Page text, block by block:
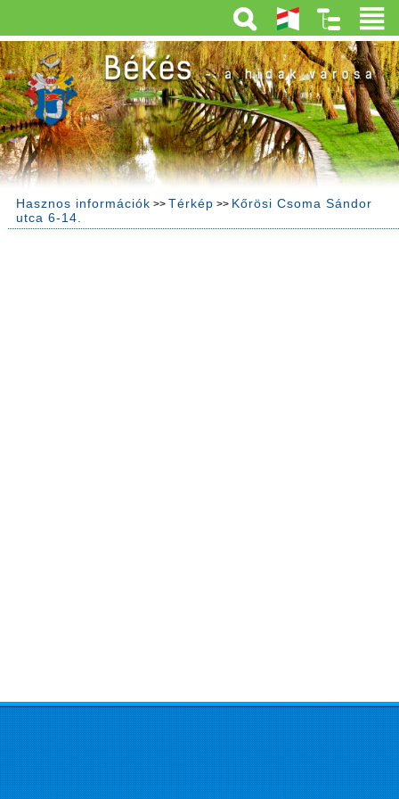
Hasznos információk >> Térkép >> Kőrösi Csoma Sándor
utca 6-14.